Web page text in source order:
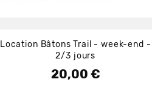
Location Bâtons Trail - week-end -
2/3 jours
Prix
20,00 €